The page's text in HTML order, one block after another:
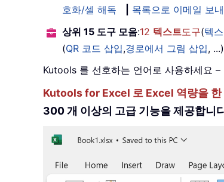
호화/셀 해독
목록으로 이메일 보
상위 15 도구 모음:12 텍스트도구(텍
(QR 코드 삽입,경로에서 그림 삽입, ...)
Kutools 를 선호하는 언어로 사용하세요
Kutools for Excel 로 Excel 역량을 한
300 개 이상의 고급 기능을 제공합니다